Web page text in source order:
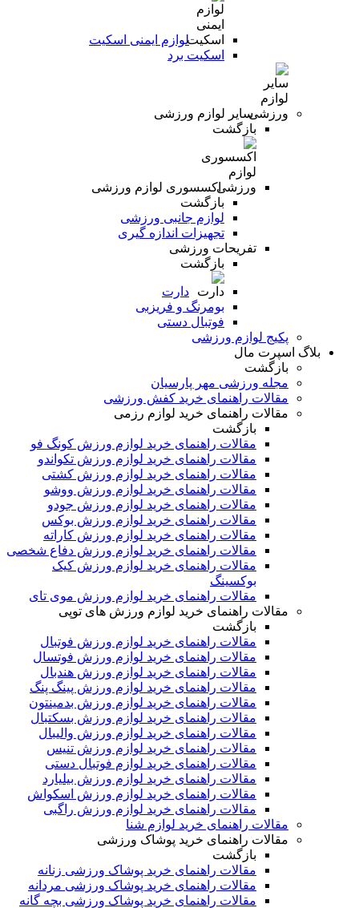
لوازم ایمنی اسکیت
اسکیت برد
سایر لوازم ورزشی
بازگشت
اکسسوری لوازم ورزشی
بازگشت
لوازم جانبی ورزشی
تجهیزات اندازه گیری
تفریحات ورزشی
بازگشت
دارت
بومرنگ و فریزبی
فوتبال دستی
پکیج لوازم ورزشی
بلاگ اسپرت مال
بازگشت
مجله ورزشی مهر پارسیان
مقالات راهنمای خرید کفش ورزشی
مقالات راهنمای خرید لوازم رزمی
بازگشت
مقالات راهنمای خرید لوازم ورزش کونگ فو
مقالات راهنمای خرید لوازم ورزش تکواندو
مقالات راهنمای خرید لوازم ورزش کشتی
مقالات راهنمای خرید لوازم ورزش ووشو
مقالات راهنمای خرید لوازم ورزش جودو
مقالات راهنمای خرید لوازم ورزش بوکس
مقالات راهنمای خرید لوازم ورزش کاراته
مقالات راهنمای خرید لوازم ورزش دفاع شخصی
مقالات راهنمای خرید لوازم ورزش کیک
بوکسینگ
مقالات راهنمای خرید لوازم ورزش موی تای
مقالات راهنمای خرید لوازم ورزش های توپی
بازگشت
مقالات راهنمای خرید لوازم ورزش فوتبال
مقالات راهنمای خرید لوازم ورزش فوتسال
مقالات راهنمای خرید لوازم ورزش هندبال
مقالات راهنمای خرید لوازم ورزش پینگ پنگ
مقالات راهنمای خرید لوازم ورزش بدمینتون
مقالات راهنمای خرید لوازم ورزش بسکتبال
مقالات راهنمای خرید لوازم ورزش والیبال
مقالات راهنمای خرید لوازم ورزش تنیس
مقالات راهنمای خرید لوازم فوتبال دستی
مقالات راهنمای خرید لوازم ورزش بیلیارد
مقالات راهنمای خرید لوازم ورزش اسکواش
مقالات راهنمای خرید لوازم ورزش راگبی
مقالات راهنمای خرید لوازم شنا
مقالات راهنمای خرید پوشاک ورزشی
بازگشت
مقالات راهنمای خرید پوشاک ورزشی زنانه
مقالات راهنمای خرید پوشاک ورزشی مردانه
مقالات راهنمای خرید پوشاک ورزشی بچه گانه